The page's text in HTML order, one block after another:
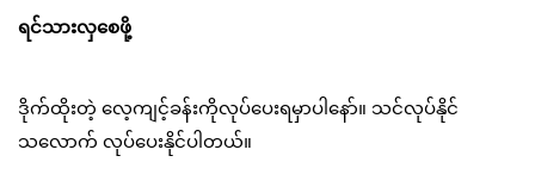
ရင်သားလှစေဖို့
ဒိုက်ထိုးတဲ့ လေ့ကျင့်ခန်းကိုလုပ်ပေးရမှာပါနော်။ သင်လုပ်နိုင်
သလောက် လုပ်ပေးနိုင်ပါတယ်။